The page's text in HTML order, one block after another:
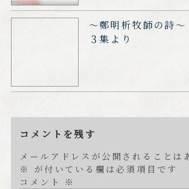
～鄭明析牧師の詩
３集より
コメントを残す
メールアドレスが公開されることは
※
が付いている欄は必須項目です
コメント ※